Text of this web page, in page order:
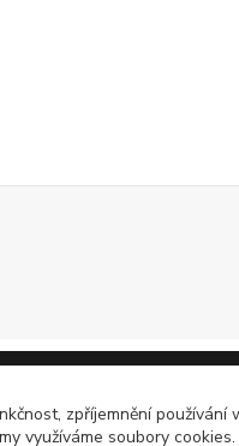
zpříjemnění
využíváme soubory